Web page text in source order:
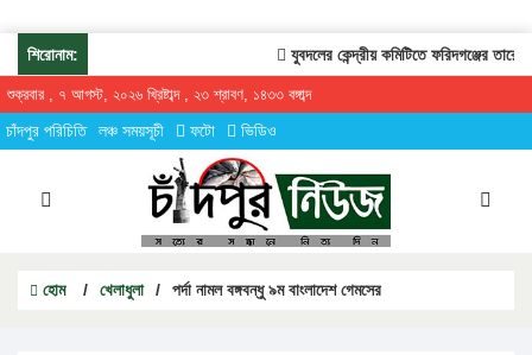
শিরোনাম: যুবদলের কেন্দ্রীয় কমিটিতে ফরিদগঞ্জের তারেকুর
শুক্রবার , ৭ আগস্ট, ২০২৬ খ্রিষ্টাব্দ , ২৩ শ্রাবণ, ১৪৩৩ বঙ্গাব্দ
চাঁদপুর পরিচিতি লঞ্চ সময়সূচী ফটো ভিডিও
হোম / খেলাধুলা / পর্দা নামল বঙ্গবন্ধু ৯ম বাংলাদেশ গেমসের